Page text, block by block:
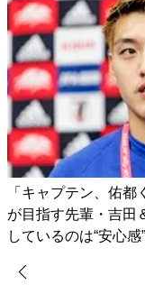
「キャプテン、佑
が目指す先輩・吉田
しているのは“安心感”